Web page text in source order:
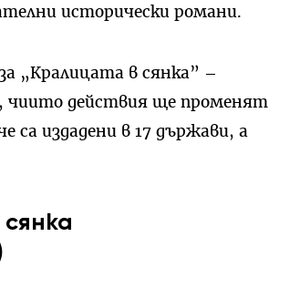
исторически романи.
„Кралицата в сянка” –
чиито действия ще променят
са издадени в 17 държави, а